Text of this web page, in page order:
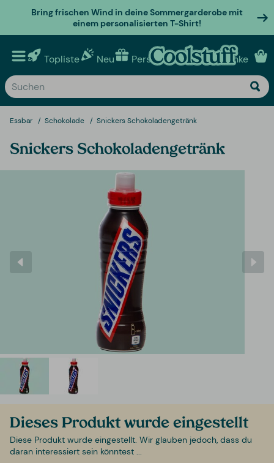
Bring frischen Wind in deine Sommergarderobe mit
einem personalisierten T-Shirt!
Topliste Neu Personalisierte geschenke
Essbar Schokolade Snickers Schokoladengetränk
Snickers Schokoladengetränk
Dieses Produkt wurde eingestellt
Diese Produkt wurde eingestellt. Wir glauben jedoch, dass du
daran interessiert sein könntest ...